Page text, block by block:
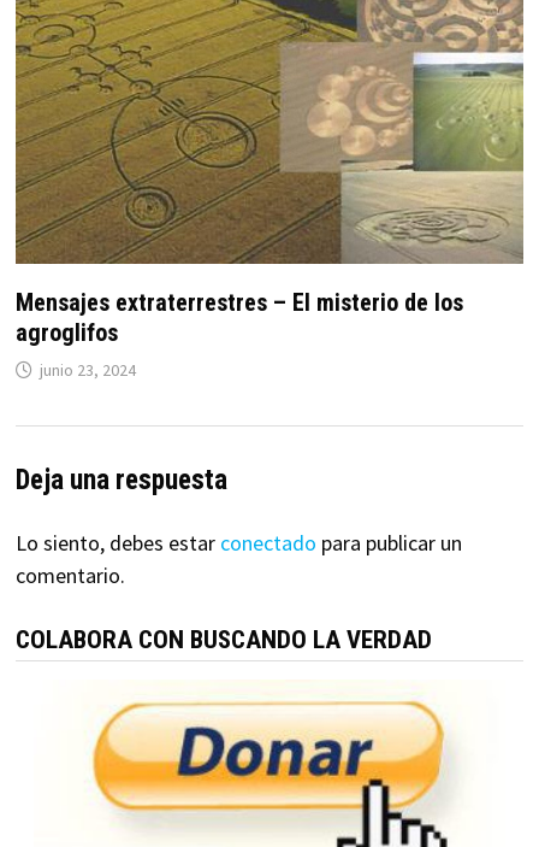
Mensajes extraterrestres – El misterio de los
agroglifos
junio 23, 2024
Deja una respuesta
Lo siento, debes estar conectado para publicar un
comentario.
COLABORA CON BUSCANDO LA VERDAD